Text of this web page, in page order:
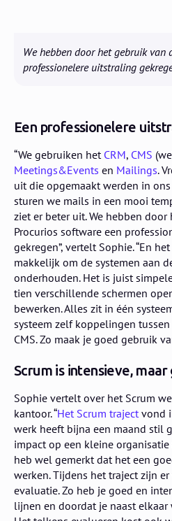
We hebben door het gebruik van
professionelere uitstraling
Een professionelere
“We gebruiken het CRM, CMS
Meetings&Events en Mailings.
uit die opgemaakt werden in
sturen we mails in een mooi
ziet er beter uit. We hebben
Procurios software een
gekregen”, vertelt Sophie. “En
makkelijk om de systemen aan
onderhouden. Het is juist
tien verschillende schermen
bewerken. Alles zit in één
systeem zelf koppelingen
CMS. Zo maak je goed gebruik
Scrum is intensieve,
Sophie vertelt over het Scrum
kantoor. “Het Scrum traject vond
werk heeft bijna een maand stil
impact op een kleine
heb wel gemerkt dat het een
werken. Tijdens het traject zijn
evaluatie. Zo heb je goed en
lijnen en doordat je naast elkaar